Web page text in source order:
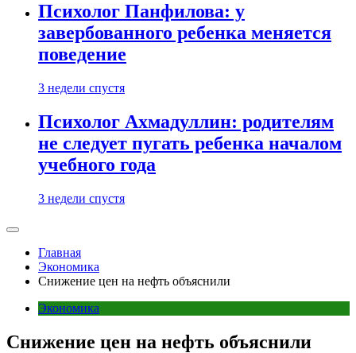
Психолог Панфилова: у
завербованного ребенка меняется
поведение
3 недели спустя
Психолог Ахмадуллин: родителям
не следует пугать ребенка началом
учебного года
3 недели спустя
Главная
Экономика
Снижение цен на нефть объяснили
Экономика
Снижение цен на нефть объяснили